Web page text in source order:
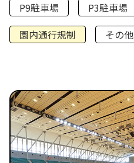
P9駐車場
P3駐車場
園内通行規制
その他